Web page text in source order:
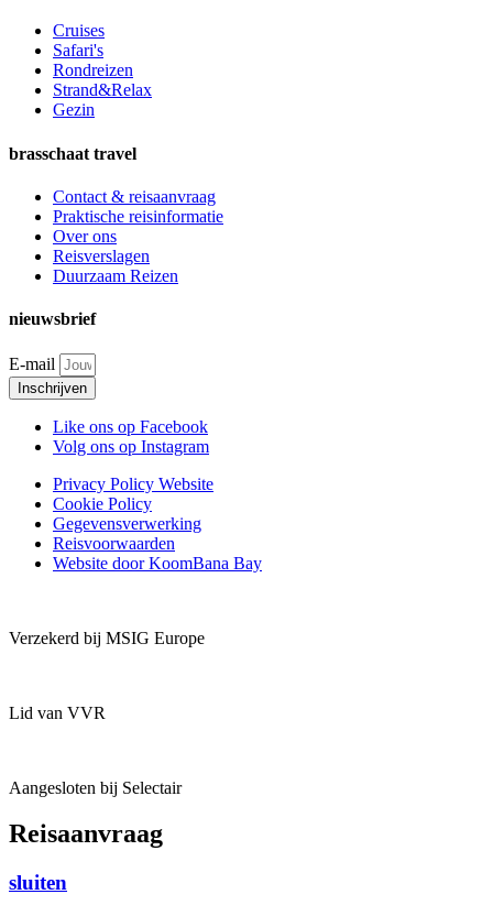
Cruises
Safari's
Rondreizen
Strand&Relax
Gezin
brasschaat travel
Contact & reisaanvraag
Praktische reisinformatie
Over ons
Reisverslagen
Duurzaam Reizen
nieuwsbrief
E-mail
Inschrijven
Like ons op Facebook
Volg ons op Instagram
Privacy Policy Website
Cookie Policy
Gegevensverwerking
Reisvoorwaarden
Website door KoomBana Bay
Verzekerd bij MSIG Europe
Lid van VVR
Aangesloten bij Selectair
Reisaanvraag
sluiten